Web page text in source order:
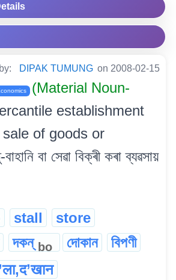
DIPAK TUMUNG on 2008-02-15
(Material Noun-
establishment
of goods or
বা সেৱা বিক্ৰী কৰা ব্যৱসায়
stall store
দকন্ bo দোকান বিপণী